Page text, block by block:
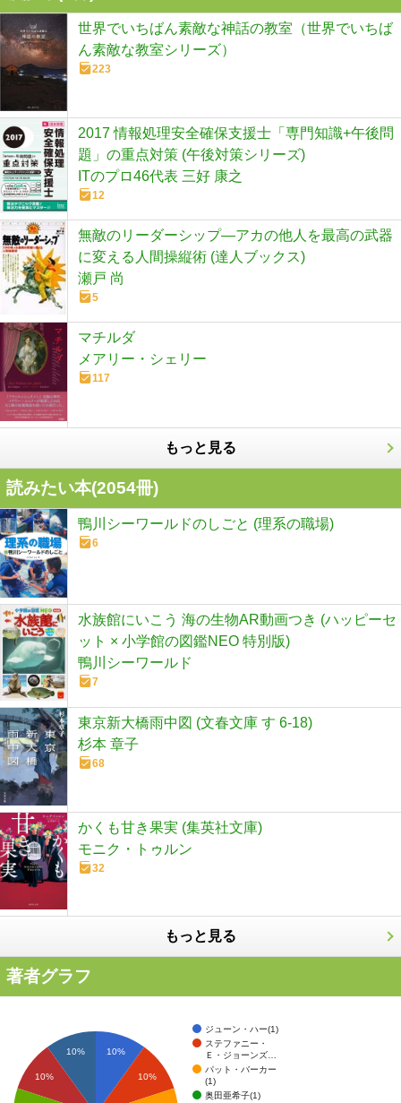
世界でいちばん素敵な神話の教室（世界でいちば
ん素敵な教室シリーズ）
223
2017 情報処理安全確保支援士「専門知識+午後問
題」の重点対策 (午後対策シリーズ)
ITのプロ46代表 三好 康之
12
無敵のリーダーシップ―アカの他人を最高の武器
に変える人間操縦術 (達人ブックス)
瀬戸 尚
5
マチルダ
メアリー・シェリー
117
もっと見る
読みたい本(2054冊)
鴨川シーワールドのしごと (理系の職場)
6
水族館にいこう 海の生物AR動画つき (ハッピーセ
ット × 小学館の図鑑NEO 特別版)
鴨川シーワールド
7
東京新大橋雨中図 (文春文庫 す 6-18)
杉本 章子
68
かくも甘き果実 (集英社文庫)
モニク・トゥルン
32
もっと見る
著者グラフ
ジューン・ハー(1)
ステファニー・
Ｅ・ジョーンズ…
パット・バーカー
(1)
奥田亜希子(1)
10%
10%
10%
10%